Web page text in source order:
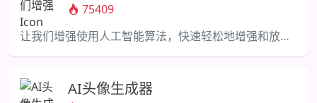
75409
让我们增强使用人工智能算法，快速轻松地增强和放大照片。
AI头像生成器